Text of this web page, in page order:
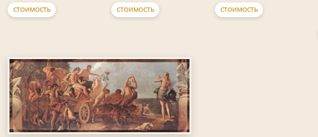
СТОИМОСТЬ СТОИМОСТЬ СТОИМОСТЬ